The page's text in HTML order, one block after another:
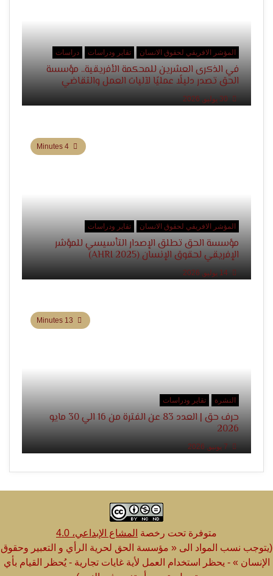
المؤشر الافريقي لحقوق الانسان تقاير ودراسات دراسات
في الذكرى العشرين للمحكمة الأفريقية.. مؤسسة
الحق تصدر دليلًا عمليًا لآليات العمل والتقاضي
المؤشر الافريقي لحقوق الانسان تقاير ودراسات
مؤسسة الحق تطلق الإصدار التأسيسي للمؤشر
الإفريقي لحقوق الإنسان (AHRI 2025)
النشرة تقاير ودراسات
حرف حق | العدد 83 عن الفترة من 16 الي 30 مايو
2026
متوفرة تحت رخصة المشاع الإبداعي، 4.0
(يتوجب نسب المواد الى « مؤسسة الحق لحرية الرأي و التعبير وحقوق
الإنسان » - يحظر استخدام العمل لأية غايات تجارية - يُحظر القيام بأي